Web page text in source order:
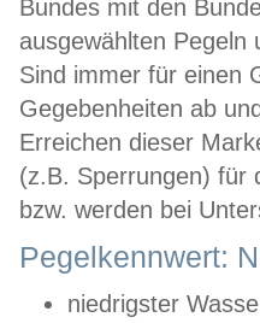
Bundes mit den
ausgewählten
Sind immer für einen
Gegebenheiten ab
Erreichen dieser
(z.B. Sperrungen) für
bzw. werden bei
Pegelkennwert:
niedrigster